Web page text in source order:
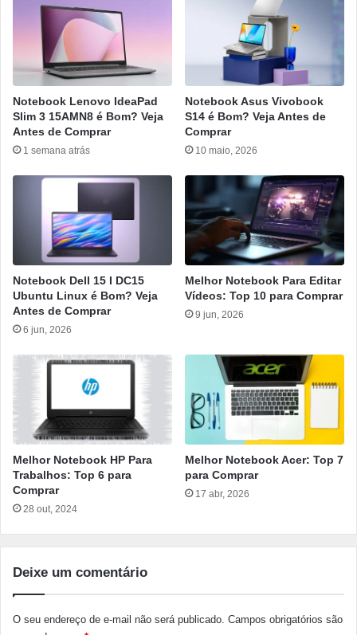
Notebook Lenovo IdeaPad
Slim 3 15AMN8 é Bom? Veja
Antes de Comprar
1 semana atrás
Notebook Asus Vivobook
S14 é Bom? Veja Antes de
Comprar
10 maio, 2026
Notebook Dell 15 I DC15
Ubuntu Linux é Bom? Veja
Antes de Comprar
6 jun, 2026
Melhor Notebook Para Editar
Vídeos: Top 10 para Comprar
9 jun, 2026
Melhor Notebook HP Para
Trabalhos: Top 6 para
Comprar
28 out, 2024
Melhor Notebook Acer: Top 7
para Comprar
17 abr, 2026
Deixe um comentário
O seu endereço de e-mail não será publicado. Campos obrigatórios são